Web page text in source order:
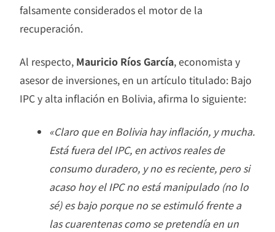
falsamente considerados el motor de la
recuperación.
Al respecto, Mauricio Ríos García, economista y
asesor de inversiones, en un artículo titulado: Bajo
IPC y alta inflación en Bolivia, afirma lo siguiente:
«Claro que en Bolivia hay inflación, y mucha.
Está fuera del IPC, en activos reales de
consumo duradero, y no es reciente, pero si
acaso hoy el IPC no está manipulado (no lo
sé) es bajo porque no se estimuló frente a
las cuarentenas como se pretendía en un